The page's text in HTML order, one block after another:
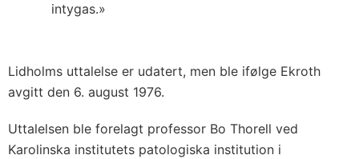
intygas.»
Lidholms uttalelse er udatert, men ble ifølge Ekroth
avgitt den 6. august 1976.
Uttalelsen ble forelagt professor Bo Thorell ved
Karolinska institutets patologiska institution i